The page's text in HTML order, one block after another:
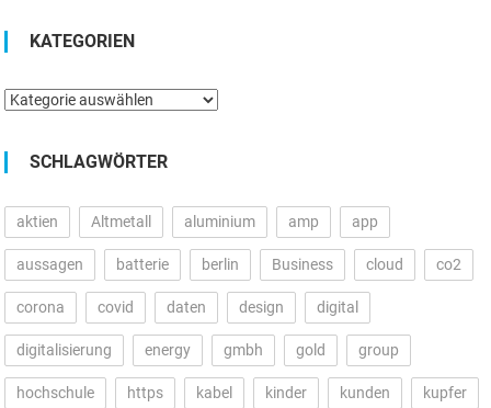
KATEGORIEN
Kategorien
SCHLAGWÖRTER
aktien Altmetall aluminium amp app
aussagen batterie berlin Business cloud co2
corona covid daten design digital
digitalisierung energy gmbh gold group
hochschule https kabel kinder kunden kupfer